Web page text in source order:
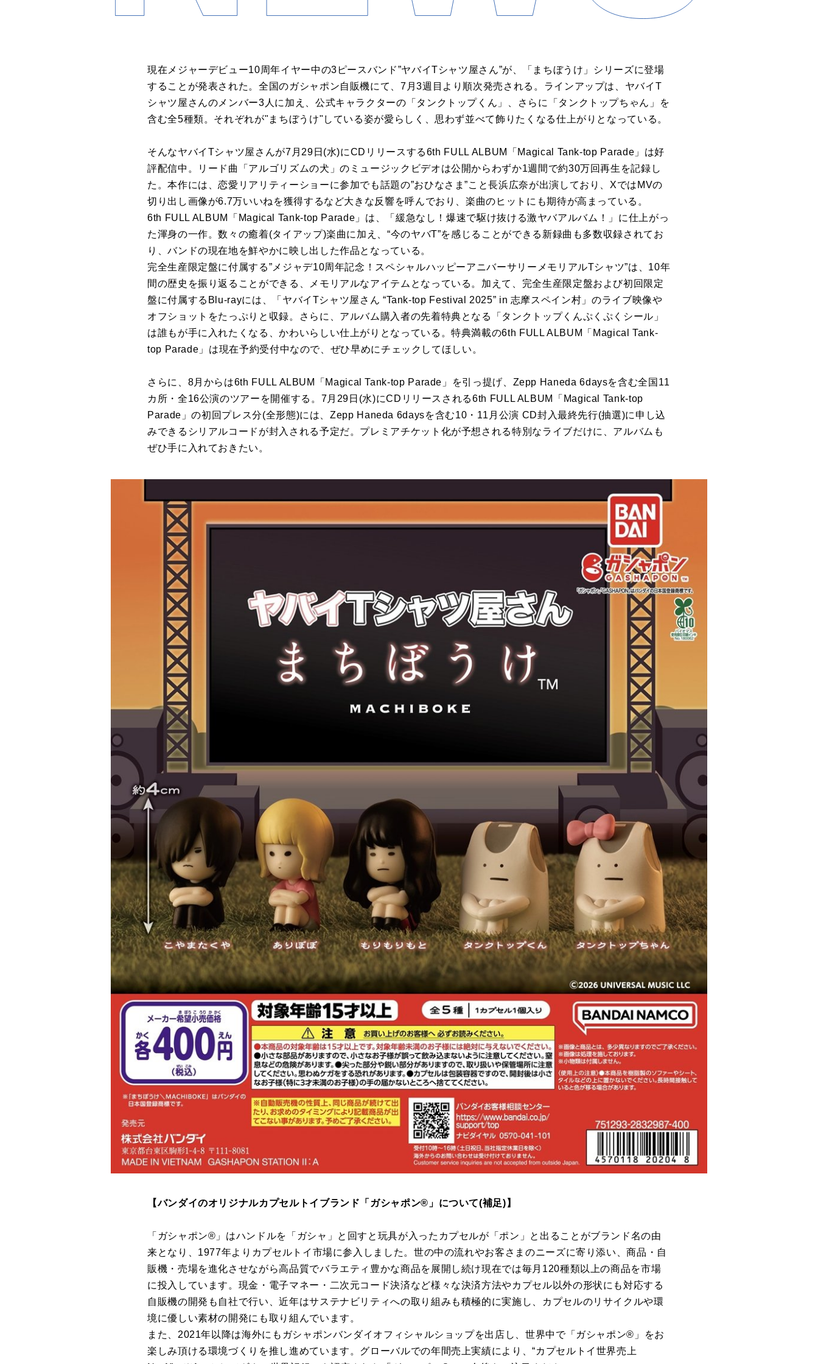
現在メジャーデビュー10周年イヤー中の3ピースバンド”ヤバイTシャツ屋さん”が、「まちぼうけ」シリーズに登場
することが発表された。全国のガシャポン自販機にて、7月3週目より順次発売される。ラインアップは、ヤバイT
シャツ屋さんのメンバー3人に加え、公式キャラクターの「タンクトップくん」、さらに「タンクトップちゃん」を
含む全5種類。それぞれが"まちぼうけ"している姿が愛らしく、思わず並べて飾りたくなる仕上がりとなっている。
そんなヤバイTシャツ屋さんが7月29日(水)にCDリリースする6th FULL ALBUM「Magical Tank-top Parade」は好
評配信中。リード曲「アルゴリズムの犬」のミュージックビデオは公開からわずか1週間で約30万回再生を記録し
た。本作には、恋愛リアリティーショーに参加でも話題の”おひなさま”こと長浜広奈が出演しており、XではMVの
切り出し画像が6.7万いいねを獲得するなど大きな反響を呼んでおり、楽曲のヒットにも期待が高まっている。
6th FULL ALBUM「Magical Tank-top Parade」は、「緩急なし！爆速で駆け抜ける激ヤバアルバム！」に仕上がっ
た渾身の一作。数々の癒着(タイアップ)楽曲に加え、“今のヤバT”を感じることができる新録曲も多数収録されてお
り、バンドの現在地を鮮やかに映し出した作品となっている。
完全生産限定盤に付属する”メジャデ10周年記念！スペシャルハッピーアニバーサリーメモリアルTシャツ”は、10年
間の歴史を振り返ることができる、メモリアルなアイテムとなっている。加えて、完全生産限定盤および初回限定
盤に付属するBlu-rayには、「ヤバイTシャツ屋さん “Tank-top Festival 2025” in 志摩スペイン村」のライブ映像や
オフショットをたっぷりと収録。さらに、アルバム購入者の先着特典となる「タンクトップくんぷくぷくシール」
は誰もが手に入れたくなる、かわいらしい仕上がりとなっている。特典満載の6th FULL ALBUM「Magical Tank-
top Parade」は現在予約受付中なので、ぜひ早めにチェックしてほしい。
さらに、8月からは6th FULL ALBUM「Magical Tank-top Parade」を引っ提げ、Zepp Haneda 6daysを含む全国11
カ所・全16公演のツアーを開催する。7月29日(水)にCDリリースされる6th FULL ALBUM「Magical Tank-top
Parade」の初回プレス分(全形態)には、Zepp Haneda 6daysを含む10・11月公演 CD封入最終先行(抽選)に申し込
みできるシリアルコードが封入される予定だ。プレミアチケット化が予想される特別なライブだけに、アルバムも
ぜひ手に入れておきたい。
【バンダイのオリジナルカプセルトイブランド「ガシャポン®」について(補足)】
「ガシャポン®」はハンドルを「ガシャ」と回すと玩具が入ったカプセルが「ポン」と出ることがブランド名の由
来となり、1977年よりカプセルトイ市場に参入しました。世の中の流れやお客さまのニーズに寄り添い、商品・自
販機・売場を進化させながら高品質でバラエティ豊かな商品を展開し続け現在では毎月120種類以上の商品を市場
に投入しています。現金・電子マネー・二次元コード決済など様々な決済方法やカプセル以外の形状にも対応する
自販機の開発も自社で行い、近年はサステナビリティへの取り組みも積極的に実施し、カプセルのリサイクルや環
境に優しい素材の開発にも取り組んでいます。
また、2021年以降は海外にもガシャポンバンダイオフィシャルショップを出店し、世界中で「ガシャポン®」をお
楽しみ頂ける環境づくりを推し進めています。グローバルでの年間売上実績により、“カプセルトイ世界売上